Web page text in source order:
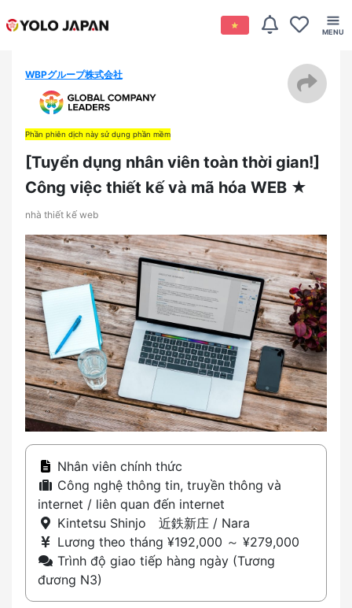
WBPグループ株式会社
Phần phiên dịch này sử dụng phần mềm
[Tuyển dụng nhân viên toàn thời gian!]
Công việc thiết kế và mã hóa WEB ★
nhà thiết kế web
Nhân viên chính thức
Công nghệ thông tin, truyền thông và
internet / liên quan đến internet
Kintetsu Shinjo 近鉄新庄 / Nara
Lương theo tháng ¥192,000 ～ ¥279,000
Trình độ giao tiếp hàng ngày (Tương
đương N3)